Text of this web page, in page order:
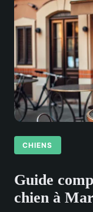
CHIENS
Guide
chien à